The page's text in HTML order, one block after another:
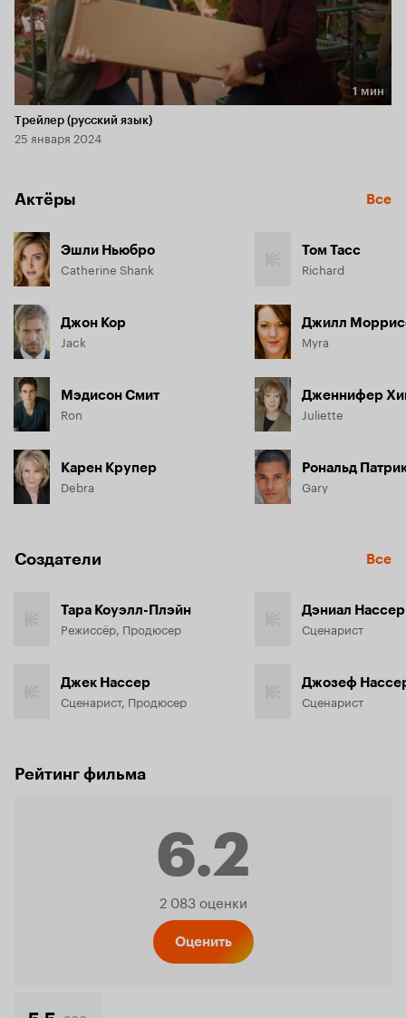
Длительность 1 мин
1 мин
Трейлер (русский язык)
25 января 2024
Актёры Все
Эшли Ньюбро
Catherine Shank
Джон Кор
Jack
Мэдисон Смит
Ron
Карен Крупер
Debra
Том Тасс
Richard
Джилл
Myra
Дженнифер
Juliette
Рональд
Gary
Создатели Все
Тара Коуэлл-Плэйн
Режиссёр, Продюсер
Джек Нассер
Сценарист, Продюсер
Дэниал Нассер
Сценарист
Джозеф
Сценарист
Рейтинг фильма
6.2
Рейтинг
2 083 оценки
Оценить